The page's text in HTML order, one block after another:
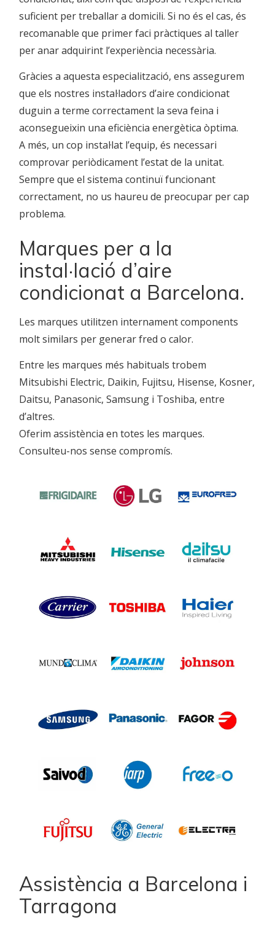
suficient per treballar a domicili. Si no és el cas, és
recomanable que primer faci pràctiques al taller
per anar adquirint l’experiència necessària.
Gràcies a aquesta especialització, ens assegurem
que els nostres instal·ladors d’aire condicionat
duguin a terme correctament la seva feina i
aconsegueixin una eficiència energètica òptima.
A més, un cop instal·lat l’equip, és necessari
comprovar periòdicament l’estat de la unitat.
Sempre que el sistema continuï funcionant
correctament, no us haureu de preocupar per cap
problema.
Marques per a la
instal·lació d’aire
condicionat a Barcelona.
Les marques utilitzen internament components
molt similars per generar fred o calor.
Entre les marques més habituals trobem
Mitsubishi Electric, Daikin, Fujitsu, Hisense, Kosner,
Daitsu, Panasonic, Samsung i Toshiba, entre
d’altres.
Oferim assistència en totes les marques.
Consulteu-nos sense compromís.
Assistència a Barcelona i
Tarragona